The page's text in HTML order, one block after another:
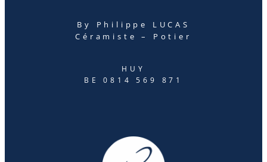
By Philippe LUCAS
Céramiste – Potier
HUY
BE 0814 569 871